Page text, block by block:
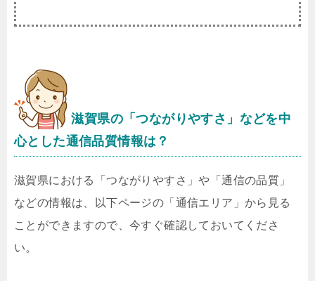
滋賀県の「つながりやすさ」などを中
心とした通信品質情報は？
滋賀県における「つながりやすさ」や「通信の品質」
などの情報は、以下ページの「通信エリア」から見る
ことができますので、今すぐ確認しておいてくださ
い。